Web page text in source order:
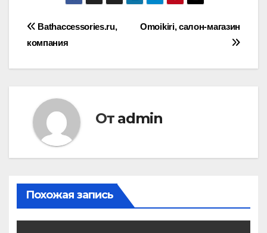
Навигация
Omoikiri, салон-магазин
Bathaccessories.ru,
компания
От admin
Похожая запись